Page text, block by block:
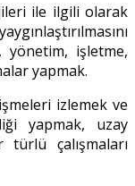
ile ilgili olarak
yönetim, işletme,
yapmak.
izlemek ve
yapmak, uzay
çalışmaları